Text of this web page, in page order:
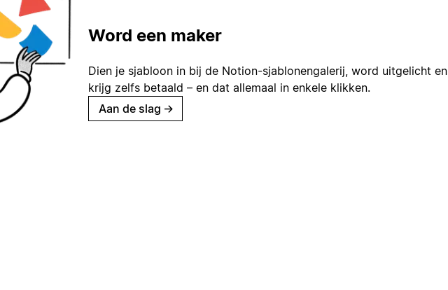
Word een maker
Dien je sjabloon in bij de Notion-sjablonengalerij, word uitgelicht en
krijg zelfs betaald – en dat allemaal in enkele klikken.
Aan de slag →